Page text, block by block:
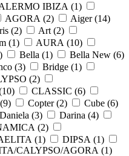
IBIZA (1)
AGORA (2) Aiger (14)
(2) Art (2)
(1) AURA (10)
) Bella (1) Bella New (6)
(3) Bridge (1)
(2)
10) CLASSIC (6)
9) Copter (2) Cube (6)
Daniela (3) Darina (4)
(2)
(1) DIPSA (1)
CALYPSO/AGORA (1)